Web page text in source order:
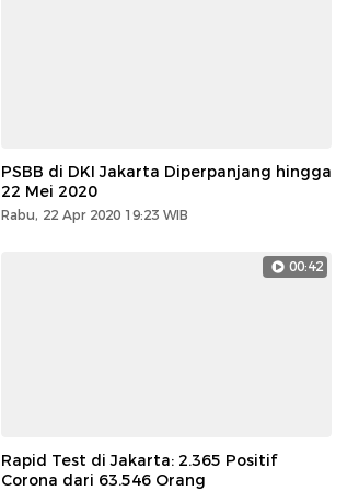
PSBB di DKI Jakarta Diperpanjang hingga
22 Mei 2020
Rabu, 22 Apr 2020 19:23 WIB
00:42
Rapid Test di Jakarta: 2.365 Positif
Corona dari 63.546 Orang